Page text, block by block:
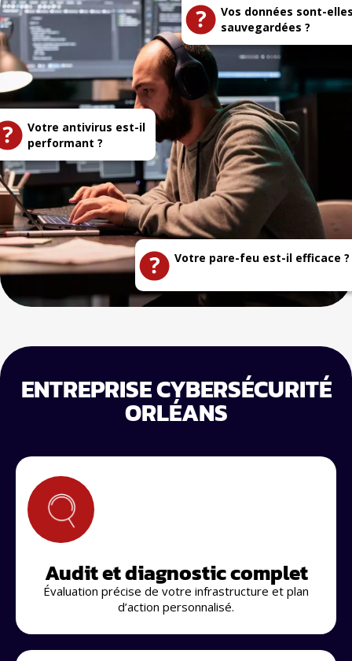
Votre antivirus est-il
performant ?
Votre pare-feu est-il efficace ?
Vos données sont-
sauvegardées ?
ENTREPRISE CYBERSÉCURITÉ
ORLÉANS
Audit et diagnostic complet
Évaluation précise de votre infrastructure et plan
d’action personnalisé.